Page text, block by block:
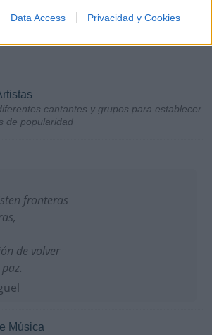
Data Access Privacidad y Cookies
cantantes y grupos para establecer
de popularidad
fronteras
de volver
Música